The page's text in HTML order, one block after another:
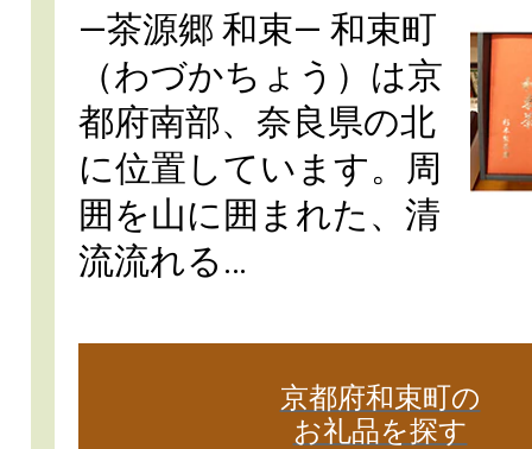
―茶源郷 和束― 和束町
（わづかちょう）は京
都府南部、奈良県の北
に位置しています。周
囲を山に囲まれた、清
流流れる…
京都府和束町の
お礼品を探す